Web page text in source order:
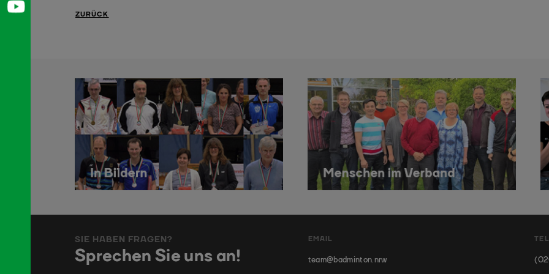
ZURÜCK
SIE HABEN FRAGEN?
Sprechen Sie uns an!
EMAIL
team@badminton.nrw